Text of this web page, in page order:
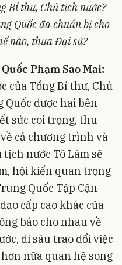
Bí thư, Chủ tịch nước?
Quốc đã chuẩn bị cho
nào, thưa Đại sứ?
Phạm Sao Mai:
của Tổng Bí thư, Chủ
được hai bên
sức coi trọng, thu
cả chương trình và
nước Tô Lâm sẽ
hội kiến quan trọng
Quốc Tập Cận
cấp cao khác của
báo cho nhau về
đi sâu trao đổi việc
nữa quan hệ song